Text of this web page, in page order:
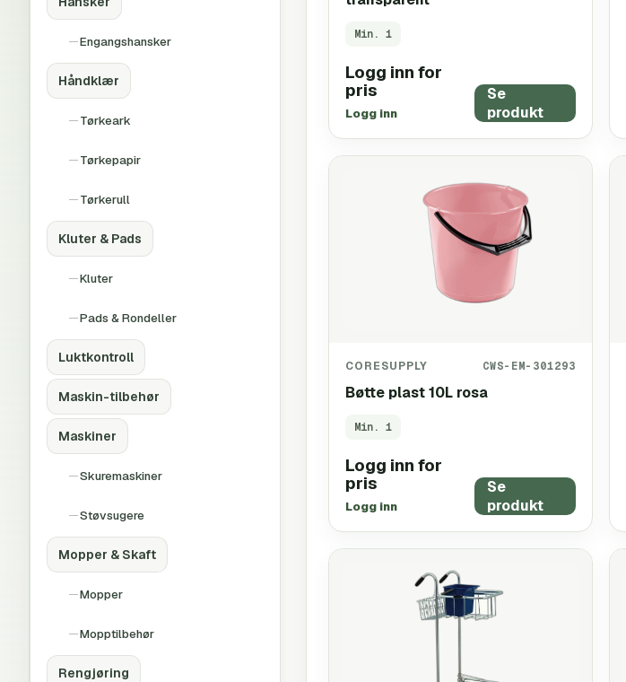
Engangshansker
Håndklær
Tørkeark
Tørkepapir
Tørkerull
Kluter & Pads
Kluter
Pads & Rondeller
Luktkontroll
Maskin-tilbehør
Maskiner
Skuremaskiner
Støvsugere
Mopper & Skaft
Mopper
Mopptilbehør
Rengjøring
Min. 1
Logg inn for
pris
Logg inn
Se
produkt
CORESUPPLY CWS-EM-301293
Bøtte plast 10L rosa
Min. 1
Logg inn for
pris
Logg inn
Se
produkt